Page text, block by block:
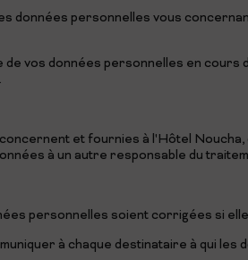
données personnelles vous
vos données personnelles en cours
et fournies à l'Hôtel
à un autre responsable du
personnelles soient corrigées si
à chaque destinataire à qui